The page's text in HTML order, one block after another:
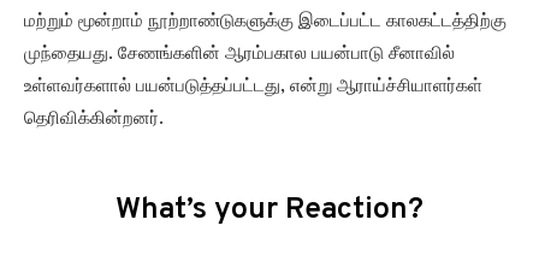
மற்றும் மூன்றாம் நூற்றாண்டுகளுக்கு இடைப்பட்ட காலகட்டத்திற்கு
முந்தையது. சேணங்களின் ஆரம்பகால பயன்பாடு சீனாவில்
உள்ளவர்களால் பயன்படுத்தப்பட்டது, என்று ஆராய்ச்சியாளர்கள்
தெரிவிக்கின்றனர்.
What’s your Reaction?